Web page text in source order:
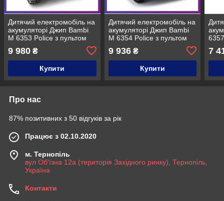
Дитячий електромобіль на
акумуляторі Джип Bambi
M 6353 Police з пультом
радіокерування для дітей
3-8 років Чорний
фарбований
9 980 ₴
Купити
Дитячий електромобіль на
акумуляторі Джип Bambi
M 6354 Police з пультом
радіокерування для дітей
3-8 років Чорний
фарбований
9 936₴
Купити
3-8
7
Про нас
87% позитивних з 50 відгуків за рік
Працює з 02.10.2020
м. Тернопіль
вул Об'їзна 12а (територія Західного ринку), Тернопіль,
Україна
Контакти